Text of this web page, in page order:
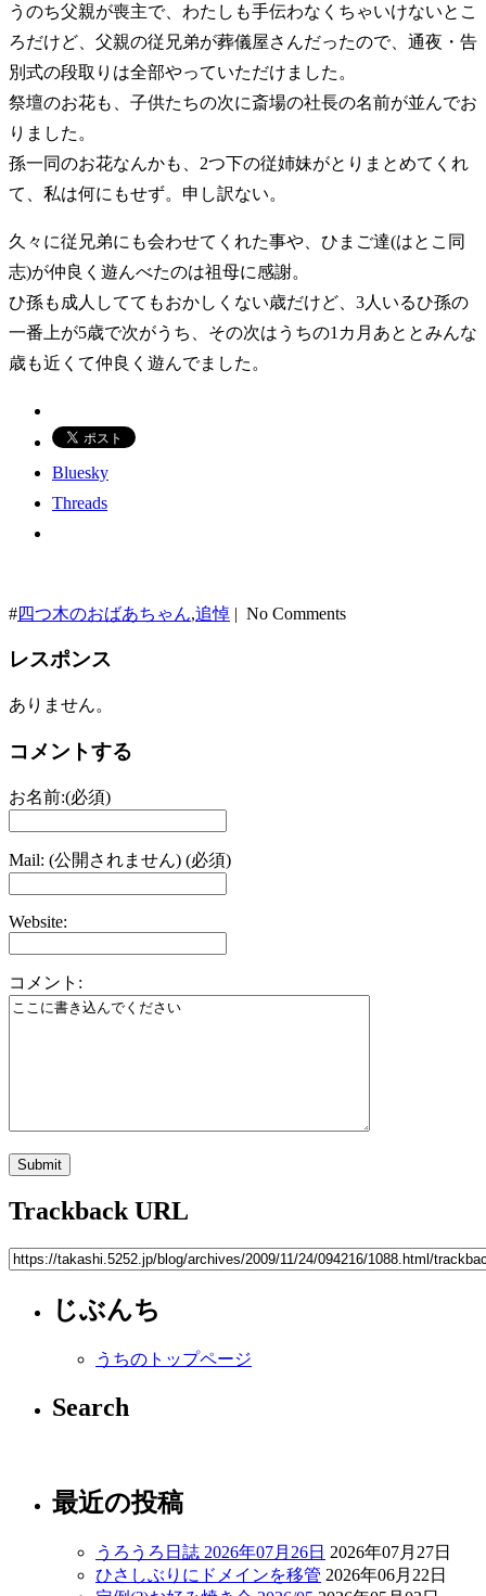
うのち父親が喪主で、わたしも手伝わなくちゃいけないとこ
ろだけど、父親の従兄弟が葬儀屋さんだったので、通夜・告
別式の段取りは全部やっていただけました。
祭壇のお花も、子供たちの次に斎場の社長の名前が並んでお
りました。
孫一同のお花なんかも、2つ下の従姉妹がとりまとめてくれ
て、私は何にもせず。申し訳ない。
久々に従兄弟にも会わせてくれた事や、ひまご達(はとこ同
志)が仲良く遊んべたのは祖母に感謝。
ひ孫も成人しててもおかしくない歳だけど、3人いるひ孫の
一番上が5歳で次がうち、その次はうちの1カ月あととみんな
歳も近くて仲良く遊んでました。
Bluesky
Threads
#四つ木のおばあちゃん,追悼 | No Comments
レスポンス
ありません。
コメントする
お名前:(必須)
Mail: (公開されません) (必須)
Website:
コメント:
Trackback URL
じぶんち
うちのトップページ
Search
最近の投稿
うろうろ日誌 2026年07月26日 2026年07月27日
ひさしぶりにドメインを移管 2026年06月22日